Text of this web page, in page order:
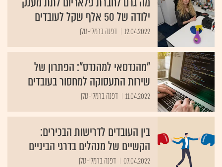
ילודה של 50 אלף שקל לעובדים
12.04.2022 דפנה ברמלי-גולן
"מהנדסאי למהנדס": הפתרון של
שירות התעסוקה למחסור בעובדים
11.04.2022 דפנה ברמלי-גולן
בין העובדים לדרישות הבכירים:
הקשיים של מנהלים בדרגי הביניים
07.04.2022 דפנה ברמלי-גולן